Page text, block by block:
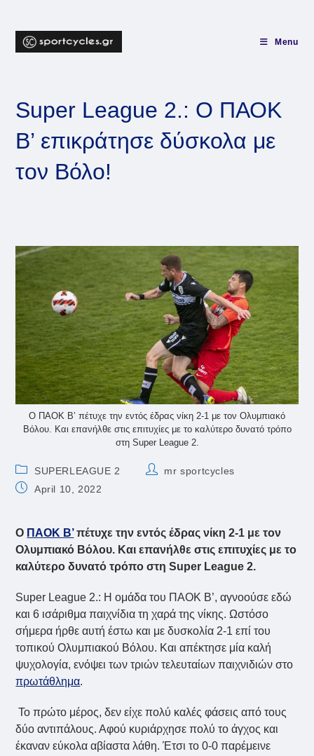
content
Menu
Super League 2.: Ο ΠΑΟΚ
Β’ επικράτησε δύσκολα με
τον Βόλο!
Ο ΠΑΟΚ Β’ πέτυχε την εντός έδρας νίκη 2-1 με τον Ολυμπιακό
Βόλου. Και επανήλθε στις επιτυχίες με το καλύτερο δυνατό τρόπο
στη Super League 2.
Post
category:
SUPERLEAGUE 2
Postmr sportcycles
PostApril 10, 2022
Ο ΠΑΟΚ Β’πέτυχε την εντός έδρας νίκη 2-1 με τον
Ολυμπιακό Βόλου. Και επανήλθε στις επιτυχίες με το
καλύτερο δυνατό τρόπο στη Super League 2.
Super League 2.: Η ομάδα του ΠΑΟΚ Β’, αγνοούσε εδώ
και 6 ισάριθμα παιχνίδια τη χαρά της νίκης. Ωστόσο
σήμερα ήρθε αυτή έστω και με δυσκολία 2-1 επί του
τοπικού Ολυμπιακού Βόλου. Και απέκτησε μία καλή
ψυχολογία, ενόψει των τριών τελευταίων παιχνιδιών στο
πρωτάθλημα.
Το πρώτο μέρος, δεν είχε πολύ καλές φάσεις από τους
δύο αντιπάλους. Αφού κυριάρχησε πολύ το άγχος και
έκαναν εύκολα αβίαστα λάθη. Έτσι το 0-0 παρέμεινε